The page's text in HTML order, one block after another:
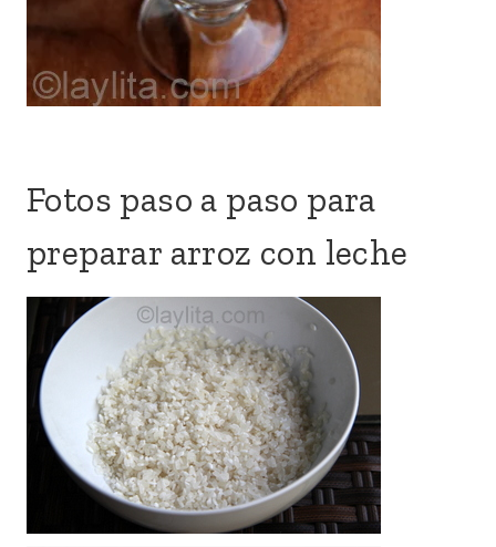
Fotos paso a paso para
preparar arroz con leche